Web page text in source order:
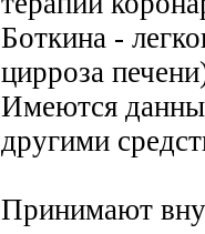
Боткина -
цирроза
Имеются
другими
Принимают